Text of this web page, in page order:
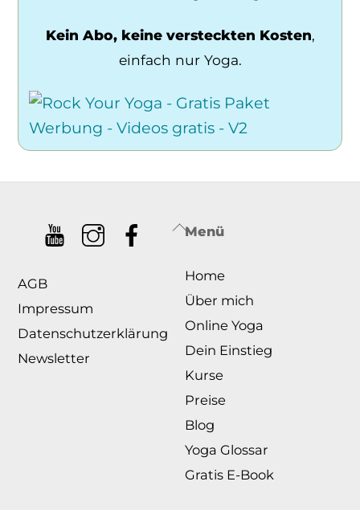
Kein Abo, keine versteckten Kosten,
einfach nur Yoga.
Back
Top
AGB
Impressum
Datenschutzerklärung
Newsletter
Menü
Home
Über mich
Online Yoga
Dein Einstieg
Kurse
Preise
Blog
Yoga Glossar
Gratis E-Book